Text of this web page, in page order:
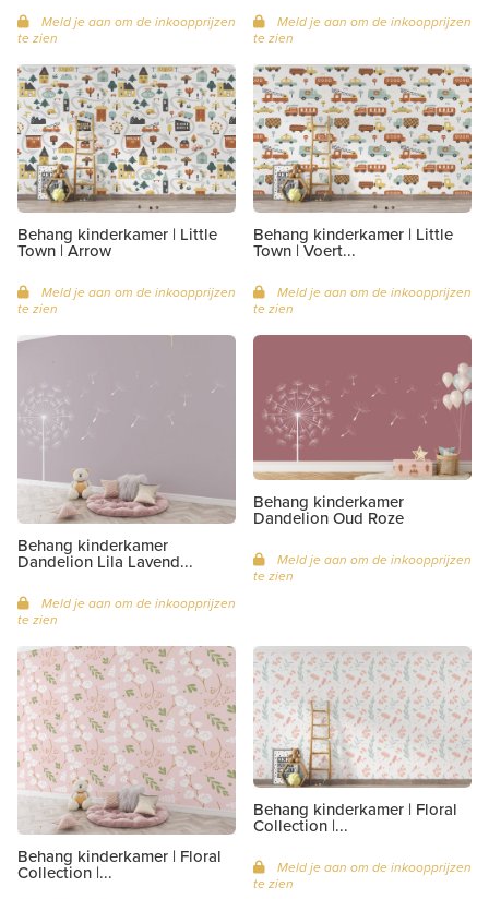
Meld je aan om de inkoopprijzen
te zien
Meld je aan om de inkoopprijzen
te zien
Behang kinderkamer | Little
Town | Arrow
Meld je aan om de inkoopprijzen
te zien
Behang kinderkamer | Little
Town | Voert...
Meld je aan om de inkoopprijzen
te zien
Behang kinderkamer
Dandelion Lila Lavend...
Meld je aan om de inkoopprijzen
te zien
Behang kinderkamer
Dandelion Oud Roze
Meld je aan om de inkoopprijzen
te zien
Behang kinderkamer | Floral
Collection |...
Behang kinderkamer | Floral
Collection |...
Meld je aan om de inkoopprijzen
te zien